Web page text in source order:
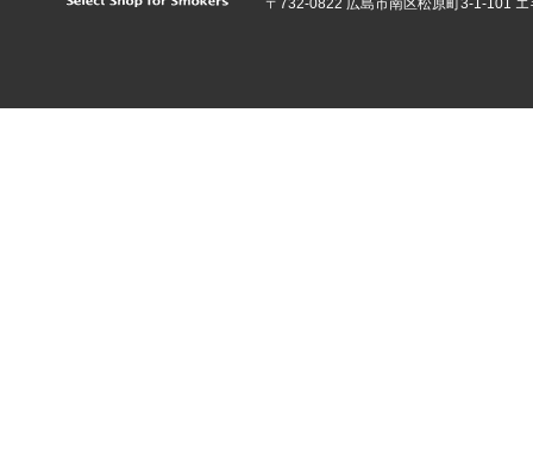
〒732-0822 広島市南区松原町3-1-101